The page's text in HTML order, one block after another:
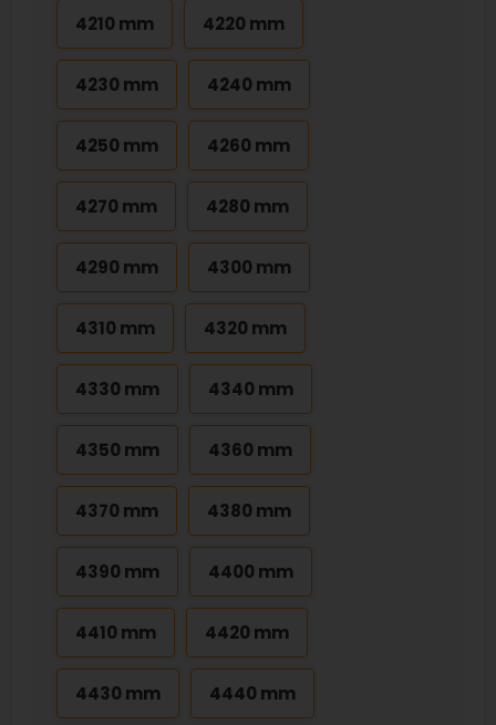
4210 mm 4220 mm
4230 mm 4240 mm
4250 mm 4260 mm
4270 mm 4280 mm
4290 mm 4300 mm
4310 mm 4320 mm
4330 mm 4340 mm
4350 mm 4360 mm
4370 mm 4380 mm
4390 mm 4400 mm
4410 mm 4420 mm
4430 mm 4440 mm